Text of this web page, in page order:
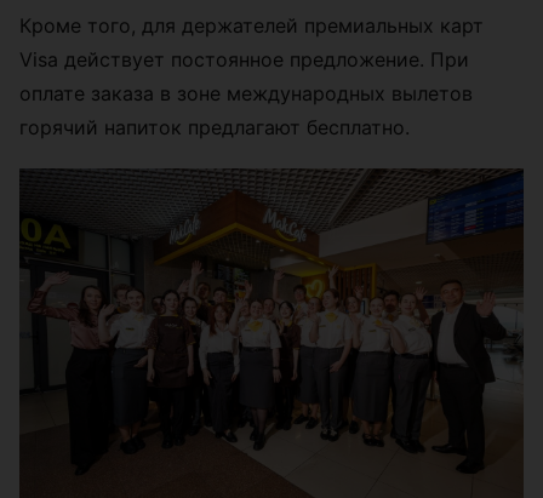
Кроме того, для держателей премиальных карт
Visa действует постоянное предложение. При
оплате заказа в зоне международных вылетов
горячий напиток предлагают бесплатно.